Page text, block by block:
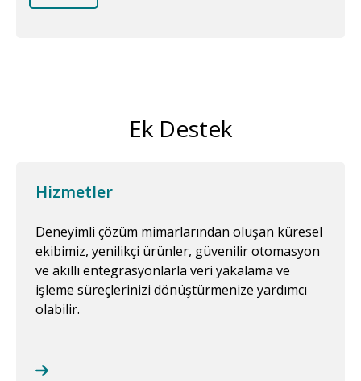
Ek Destek
Hizmetler
Deneyimli çözüm mimarlarından oluşan küresel
ekibimiz, yenilikçi ürünler, güvenilir otomasyon
ve akıllı entegrasyonlarla veri yakalama ve
işleme süreçlerinizi dönüştürmenize yardımcı
olabilir.